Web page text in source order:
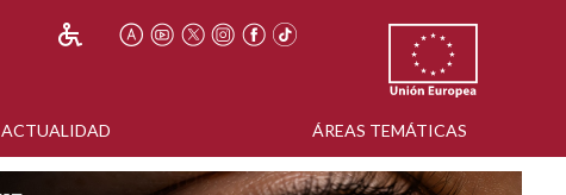
ACTUALIDAD ÁREAS TEMÁTICAS